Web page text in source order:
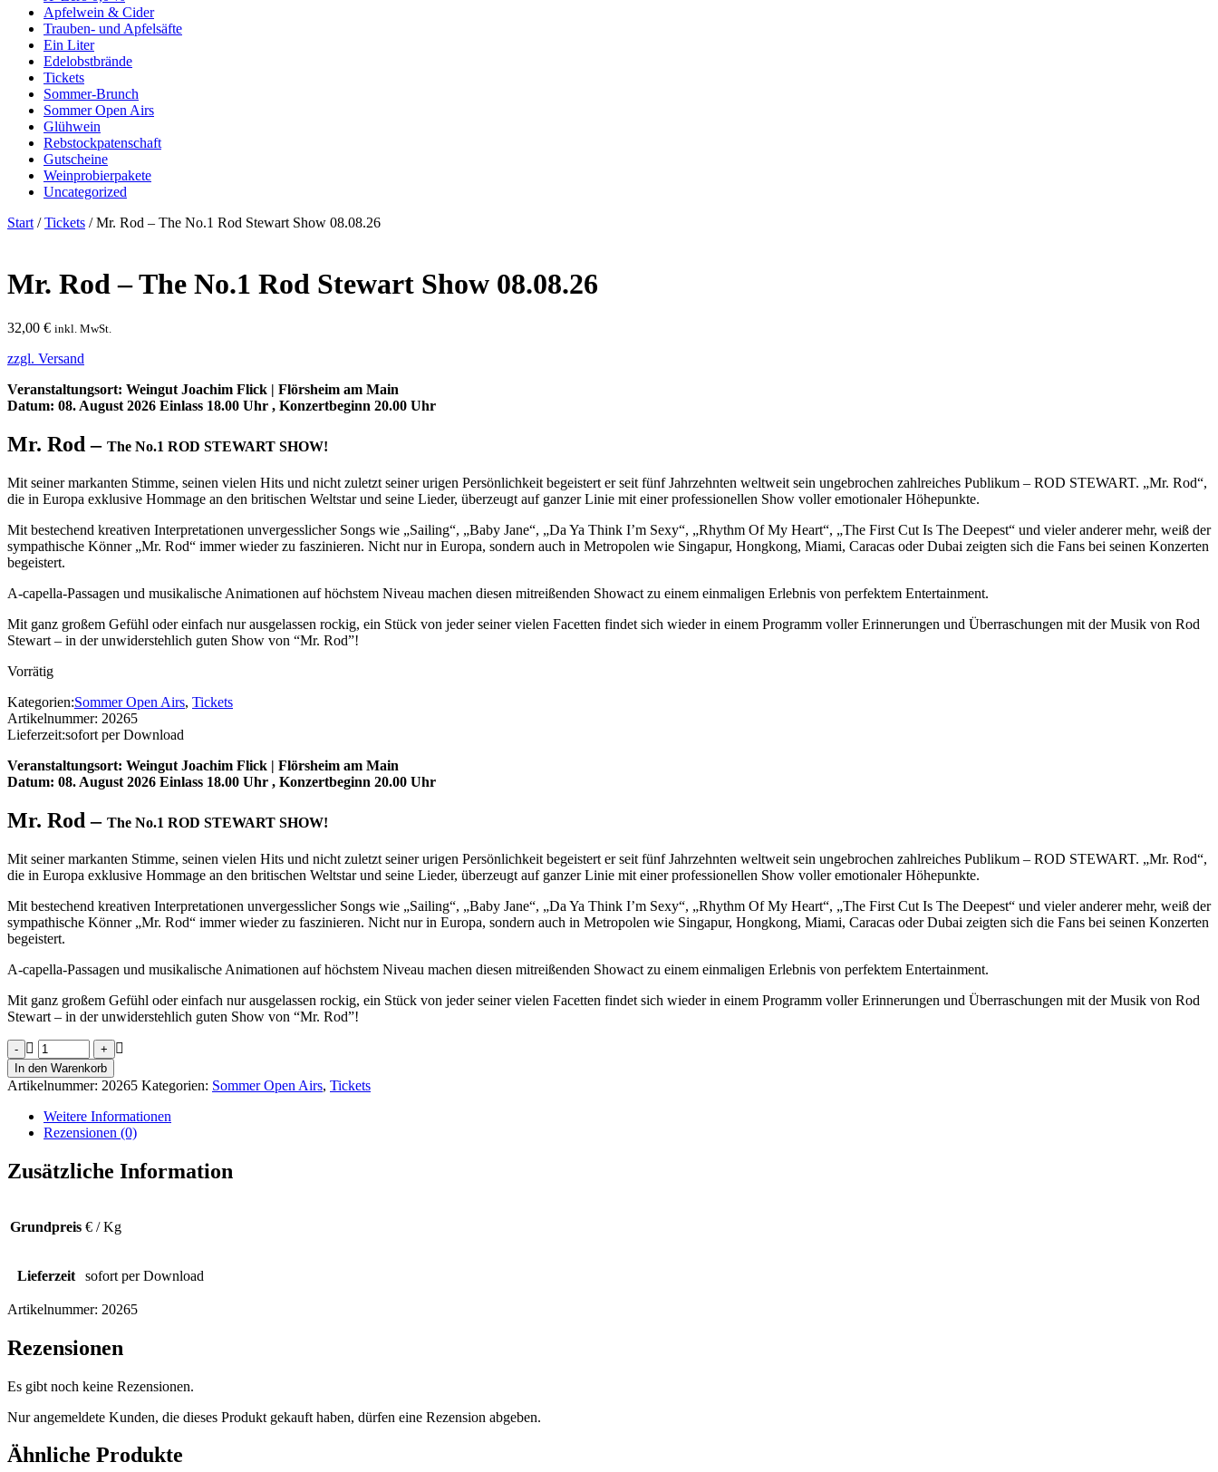
Apfelwein & Cider
Trauben- und Apfelsäfte
Ein Liter
Edelobstbrände
Tickets
Sommer-Brunch
Sommer Open Airs
Glühwein
Rebstockpatenschaft
Gutscheine
Weinprobierpakete
Uncategorized
Start/Tickets / Mr. Rod – The No.1 Rod Stewart Show 08.08.26
Mr. Rod – The No.1 Rod Stewart Show 08.08.26
32,00 € inkl. MwSt.
zzgl. Versand
Veranstaltungsort: Weingut Joachim Flick | Flörsheim am Main
Datum: 08. August 2026 Einlass 18.00 Uhr , Konzertbeginn 20.00 Uhr
Mr. Rod – The No.1 ROD STEWART SHOW!
Mit seiner markanten Stimme, seinen vielen Hits und nicht zuletzt seiner urigen Persönlichkeit begeistert er seit fünf Jahrzehnten weltweit sein ungebrochen zahlreiches Publikum – ROD STEWART. „Mr. Rod“,
die in Europa exklusive Hommage an den britischen Weltstar und seine Lieder, überzeugt auf ganzer Linie mit einer professionellen Show voller emotionaler Höhepunkte.
Mit bestechend kreativen Interpretationen unvergesslicher Songs wie „Sailing“, „Baby Jane“, „Da Ya Think I’m Sexy“, „Rhythm Of My Heart“, „The First Cut Is The Deepest“ und vieler anderer mehr, weiß der
sympathische Könner „Mr. Rod“ immer wieder zu faszinieren. Nicht nur in Europa, sondern auch in Metropolen wie Singapur, Hongkong, Miami, Caracas oder Dubai zeigten sich die Fans bei seinen Konzerten
begeistert.
A-capella-Passagen und musikalische Animationen auf höchstem Niveau machen diesen mitreißenden Showact zu einem einmaligen Erlebnis von perfektem Entertainment.
Mit ganz großem Gefühl oder einfach nur ausgelassen rockig, ein Stück von jeder seiner vielen Facetten findet sich wieder in einem Programm voller Erinnerungen und Überraschungen mit der Musik von Rod
Stewart – in der unwiderstehlich guten Show von “Mr. Rod”!
Vorrätig
Kategorien:Sommer Open Airs, Tickets
Artikelnummer: 20265
Lieferzeit:sofort per Download
Veranstaltungsort: Weingut Joachim Flick | Flörsheim am Main
Datum: 08. August 2026 Einlass 18.00 Uhr , Konzertbeginn 20.00 Uhr
Mr. Rod – The No.1 ROD STEWART SHOW!
Mit seiner markanten Stimme, seinen vielen Hits und nicht zuletzt seiner urigen Persönlichkeit begeistert er seit fünf Jahrzehnten weltweit sein ungebrochen zahlreiches Publikum – ROD STEWART. „Mr. Rod“,
die in Europa exklusive Hommage an den britischen Weltstar und seine Lieder, überzeugt auf ganzer Linie mit einer professionellen Show voller emotionaler Höhepunkte.
Mit bestechend kreativen Interpretationen unvergesslicher Songs wie „Sailing“, „Baby Jane“, „Da Ya Think I’m Sexy“, „Rhythm Of My Heart“, „The First Cut Is The Deepest“ und vieler anderer mehr, weiß der
sympathische Könner „Mr. Rod“ immer wieder zu faszinieren. Nicht nur in Europa, sondern auch in Metropolen wie Singapur, Hongkong, Miami, Caracas oder Dubai zeigten sich die Fans bei seinen Konzerten
begeistert.
A-capella-Passagen und musikalische Animationen auf höchstem Niveau machen diesen mitreißenden Showact zu einem einmaligen Erlebnis von perfektem Entertainment.
Mit ganz großem Gefühl oder einfach nur ausgelassen rockig, ein Stück von jeder seiner vielen Facetten findet sich wieder in einem Programm voller Erinnerungen und Überraschungen mit der Musik von Rod
Stewart – in der unwiderstehlich guten Show von “Mr. Rod”!
Mr.
Rod
-
The
No.1
Rod
Stewart
Show
08.08.26
In den Warenkorb
Artikelnummer: 20265 Kategorien: Sommer Open Airs, Tickets
Weitere Informationen
Rezensionen (0)
Zusätzliche Information
Grundpreis € / Kg
Lieferzeit sofort per Download
Artikelnummer: 20265
Rezensionen
Es gibt noch keine Rezensionen.
Nur angemeldete Kunden, die dieses Produkt gekauft haben, dürfen eine Rezension abgeben.
Ähnliche Produkte